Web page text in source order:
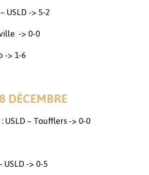
USLD -> 5-2
-> 0-0
-> 1-6
DÉCEMBRE
: USLD – Toufflers -> 0-0
USLD -> 0-5